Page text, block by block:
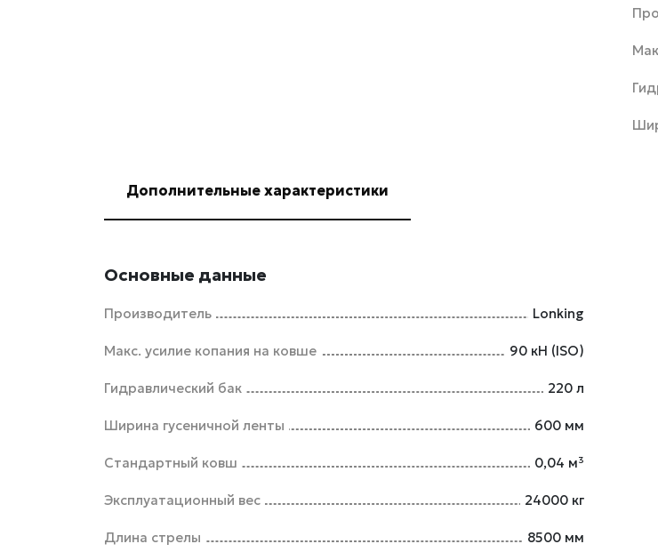
Дополнительные характеристики
Основные данные
Производитель Lonking
Макс. усилие копания на ковше 90 кН (ISO)
Гидравлический бак 220 л
Ширина гусеничной ленты 600 мм
Стандартный ковш 0,04 м³
Эксплуатационный вес 24000 кг
Длина стрелы 8500 мм